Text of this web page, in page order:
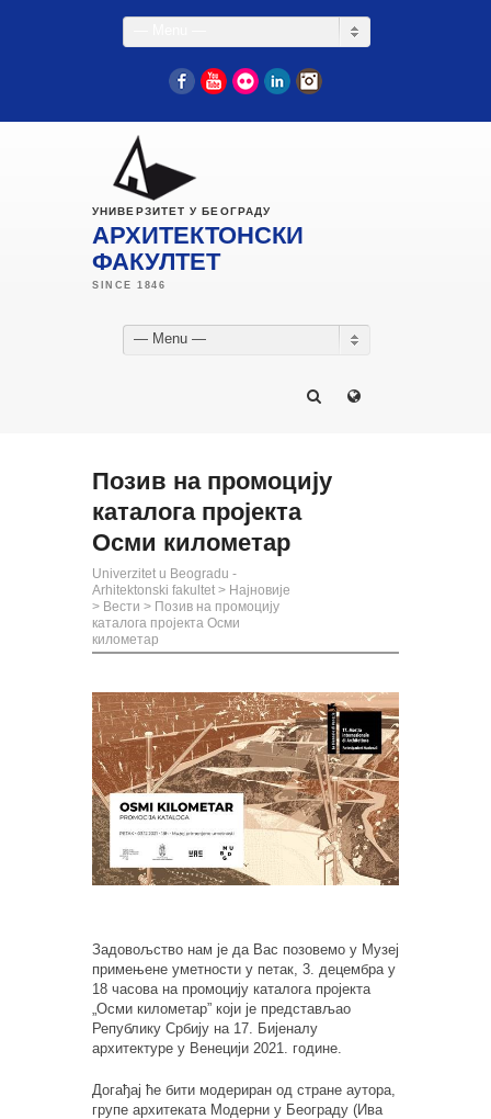
FacebookYouTube
Flickr LinkedIn
УНИВЕРЗИТЕТ У БЕОГРАДУ
АРХИТЕКТОНСКИ
ФАКУЛТЕТ
— Menu —
Позив на промоцију
каталога пројекта
Осми километар
Univerzitet u Beogradu -
Arhitektonski fakultet > Најновије
> Вести > Позив на промоцију
каталога пројекта Осми
километар
Задовољство нам је да Вас позовемо у Музеј
примењене уметности у петак, 3. децембра у
18 часова на промоцију каталога пројекта
„Осми километар” који је представљао
Републику Србију на 17. Бијеналу
архитектуре у Венецији 2021. године.
Догађај ће бити модериран од стране аутора,
групе архитеката Модерни у Београду (Ива